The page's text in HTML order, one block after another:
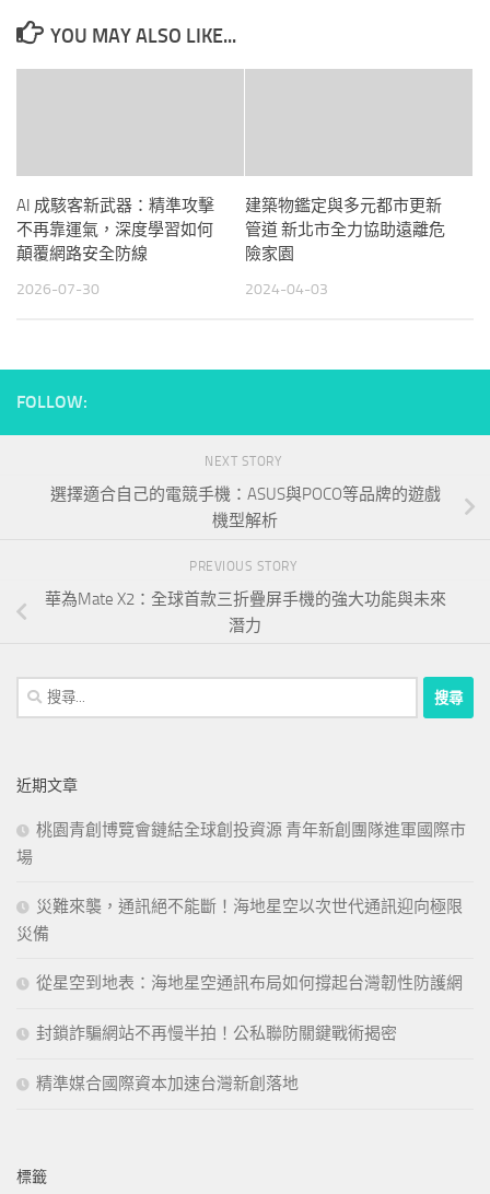
YOU MAY ALSO LIKE...
AI 成駭客新武器：精準攻擊
不再靠運氣，深度學習如何
顛覆網路安全防線
2026-07-30
建築物鑑定與多元都市更新
管道 新北市全力協助遠離危
險家園
2024-04-03
FOLLOW:
NEXT STORY
選擇適合自己的電競手機：ASUS與POCO等品牌的遊戲
機型解析
PREVIOUS STORY
華為Mate X2：全球首款三折疊屏手機的強大功能與未來
潛力
搜
尋
字:
近期文章
桃園青創博覽會鏈結全球創投資源 青年新創團隊進軍國際市
場
災難來襲，通訊絕不能斷！海地星空以次世代通訊迎向極限
災備
從星空到地表：海地星空通訊布局如何撐起台灣韌性防護網
封鎖詐騙網站不再慢半拍！公私聯防關鍵戰術揭密
精準媒合國際資本加速台灣新創落地
標籤